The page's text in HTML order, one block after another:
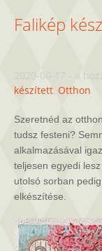
Falikép
2020-06-17
Falikép
a
készített, Otthon
Szeretnéd az
tudsz festeni?
alkalmazásával
teljesen egyedi
utolsó sorban
elkészítése.